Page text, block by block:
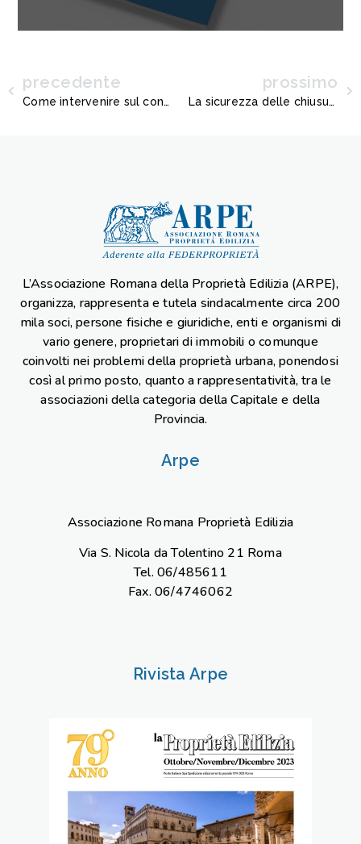
precedente
Come intervenire sul condominio riducendo i costi
prossimo
La sicurezza delle chiusure automatiche
L’Associazione Romana della Proprietà Edilizia (ARPE),
organizza, rappresenta e tutela sindacalmente circa 200
mila soci, persone fisiche e giuridiche, enti e organismi di
vario genere, proprietari di immobili o comunque
coinvolti nei problemi della proprietà urbana, ponendosi
così al primo posto, quanto a rappresentatività, tra le
associazioni della categoria della Capitale e della
Provincia.
Arpe
Associazione Romana Proprietà Edilizia
Via S. Nicola da Tolentino 21 Roma
Tel. 06/485611
Fax. 06/4746062
Rivista Arpe